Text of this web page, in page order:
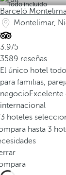
Todo incluido
Barceló
Montelimar,
3.9/5
3589 reseñas
El único hotel
para familias,
negocio
internacional
hoteles
hasta 3